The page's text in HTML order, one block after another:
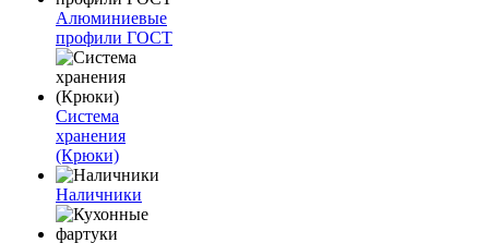
Алюминиевые
профили ГОСТ
Система
хранения
(Крюки)
Наличники